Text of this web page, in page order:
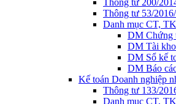
Thông tư 200/
Thông tư 53/
Danh mục CT,
DM Chứng
DM Tài
DM Sổ kế
DM Báo
Kế toán Doanh nghiệp
Thông tư 133/
Danh mục CT,